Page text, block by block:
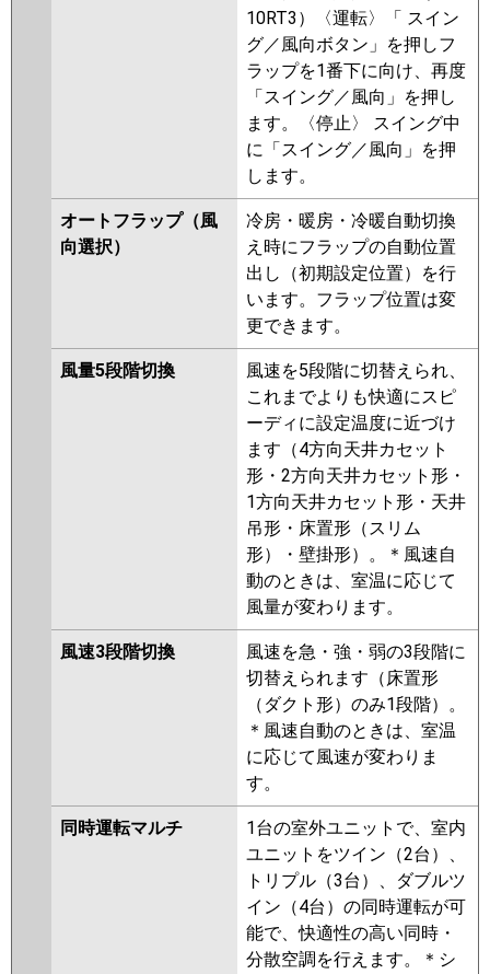
10RT3）〈運転〉「 スイン
グ／風向ボタン」を押しフ
ラップを1番下に向け、再度
「スイング／風向」を押し
ます。〈停止〉 スイング中
に「スイング／風向」を押
します。
オートフラップ（風
向選択）
冷房・暖房・冷暖自動切換
え時にフラップの自動位置
出し（初期設定位置）を行
います。フラップ位置は変
更できます。
風量5段階切換
風速を5段階に切替えられ、
これまでよりも快適にスピ
ーディに設定温度に近づけ
ます（4方向天井カセット
形・2方向天井カセット形・
1方向天井カセット形・天井
吊形・床置形（スリム
形）・壁掛形）。＊風速自
動のときは、室温に応じて
風量が変わります。
風速3段階切換
風速を急・強・弱の3段階に
切替えられます（床置形
（ダクト形）のみ1段階）。
＊風速自動のときは、室温
に応じて風速が変わりま
す。
同時運転マルチ
1台の室外ユニットで、室内
ユニットをツイン（2台）、
トリプル（3台）、ダブルツ
イン（4台）の同時運転が可
能で、快適性の高い同時・
分散空調を行えます。＊シ